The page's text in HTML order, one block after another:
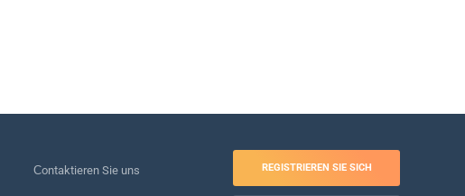
Сontaktieren Sie uns REGISTRIEREN SIE SICH